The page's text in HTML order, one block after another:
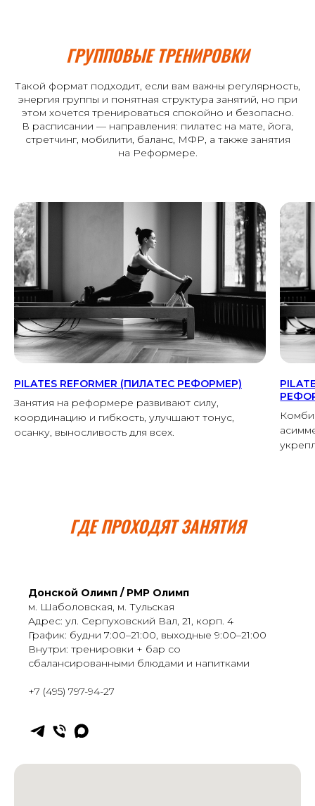
ГРУППОВЫЕ ТРЕНИРОВКИ
Такой формат подходит, если вам важны регулярность,
энергия группы и понятная структура занятий, но при
этом хочется тренироваться спокойно и безопасно.
В расписании — направления: пилатес на мате, йога,
стретчинг, мобилити, баланс, МФР, а также занятия
на Реформере.
PILATES REFORMER (ПИЛАТЕС РЕФОРМЕР)
Занятия на реформере развивают силу,
координацию и гибкость, улучшают тонус,
осанку, выносливость для всех.
ГДЕ ПРОХОДЯТ ЗАНЯТИЯ
Донской Олимп / PMP Олимп
м. Шаболовская, м. Тульская
Адрес: ул. Серпуховский Вал, 21, корп. 4
График: будни 7:00–21:00, выходные 9:00–21:00
Внутри: тренировки + бар со
сбалансированными блюдами и напитками
+7 (495) 797-94-27